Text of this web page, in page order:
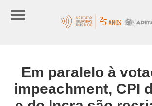
Em paralelo à
impeachment, CPI